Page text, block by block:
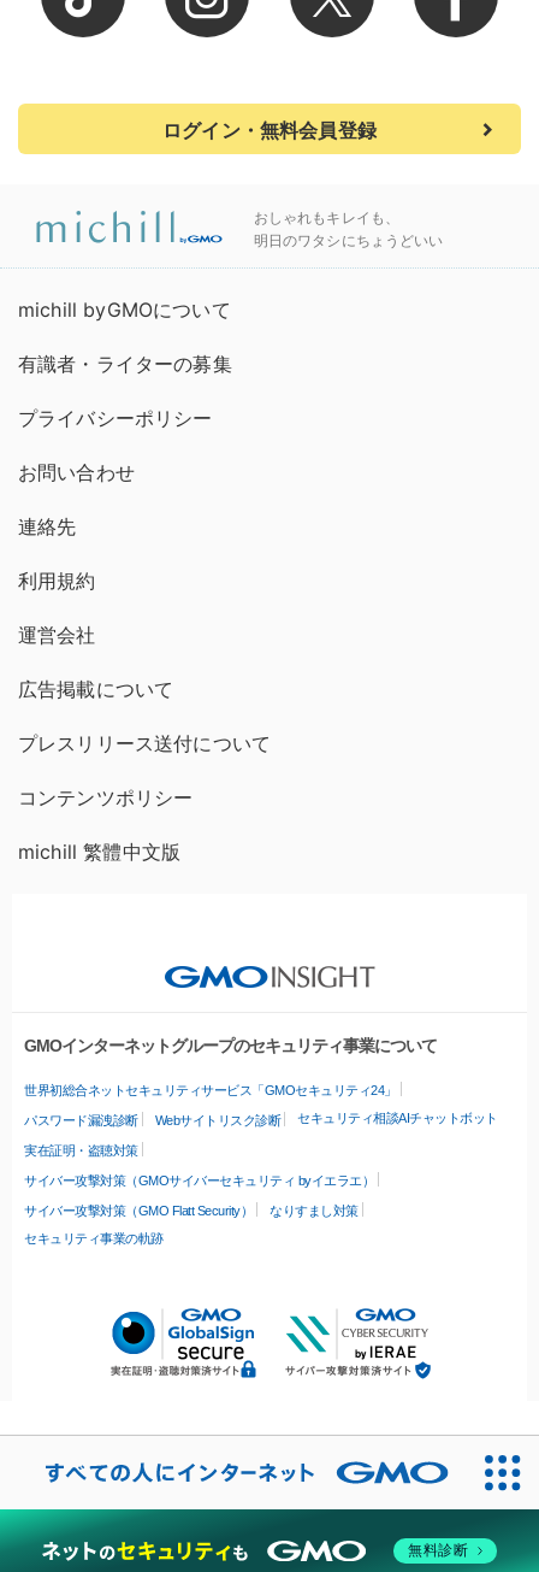
ログイン・無料会員登録
おしゃれもキレイも、
明日のワタシにちょうどいい
michill byGMOについて
有識者・ライターの募集
プライバシーポリシー
お問い合わせ
連絡先
利用規約
運営会社
広告掲載について
プレスリリース送付について
コンテンツポリシー
michill 繁體中文版
GMOインターネットグループのセキュリティ事業について
世界初総合ネットセキュリティサービス「GMOセキュリティ24」
パスワード漏洩診断 Webサイトリスク診断 セキュリティ相談AIチャットボット
実在証明・盗聴対策
サイバー攻撃対策（GMOサイバーセキュリティ byイエラエ）
サイバー攻撃対策（GMO Flatt Security）
なりすまし対策
セキュリティ事業の軌跡
無料診断